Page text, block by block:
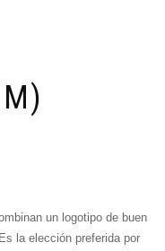
un logotipo de buen
la elección preferida por